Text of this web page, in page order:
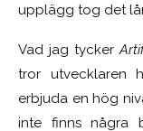
upplägg tog det
Vad jag tycker
tror utvecklaren
erbjuda en hög
inte finns några